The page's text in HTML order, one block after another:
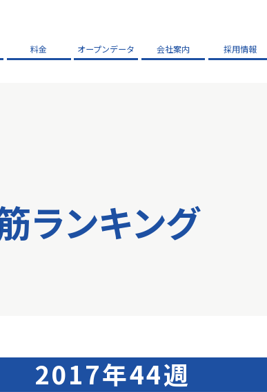
料金 オープンデータ 会社案内 採用情報
ランキング
2017年44週